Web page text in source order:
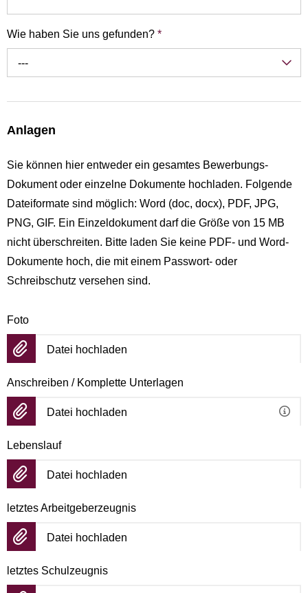
Wie haben Sie uns gefunden? *
---
Anlagen
Sie können hier entweder ein gesamtes Bewerbungs-
Dokument oder einzelne Dokumente hochladen. Folgende
Dateiformate sind möglich: Word (doc, docx), PDF, JPG,
PNG, GIF. Ein Einzeldokument darf die Größe von 15 MB
nicht überschreiten. Bitte laden Sie keine PDF- und Word-
Dokumente hoch, die mit einem Passwort- oder
Schreibschutz versehen sind.
Foto
Datei hochladen
Anschreiben / Komplette Unterlagen
Datei hochladen
Lebenslauf
Datei hochladen
letztes Arbeitgeberzeugnis
Datei hochladen
letztes Schulzeugnis